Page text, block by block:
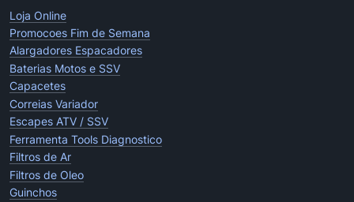
Loja Online
Promocoes Fim de Semana
Alargadores Espacadores
Baterias Motos e SSV
Capacetes
Correias Variador
Escapes ATV / SSV
Ferramenta Tools Diagnostico
Filtros de Ar
Filtros de Oleo
Guinchos